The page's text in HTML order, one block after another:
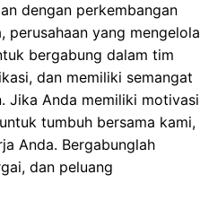
dengan perkembangan
perusahaan yang mengelola
bergabung dalam tim
dan memiliki semangat
Jika Anda memiliki motivasi
tumbuh bersama kami,
Anda. Bergabunglah
dan peluang